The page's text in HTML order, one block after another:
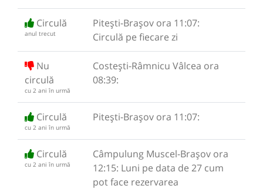
Circulă
anul trecut
Pitești-Brașov ora 11:07:
Circulă pe fiecare zi
Nu
circulă
cu 2 ani în urmă
Costești-Râmnicu Vâlcea ora
08:39:
Circulă
cu 2 ani în urmă
Pitești-Brașov ora 11:07:
Circulă
cu 2 ani în urmă
Câmpulung Muscel-Brașov ora
12:15: Luni pe data de 27 cum
pot face rezervarea